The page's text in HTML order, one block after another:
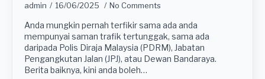
admin 16/06/2025 No Comments
Anda mungkin pernah terfikir sama ada anda
mempunyai saman trafik tertunggak, sama ada
daripada Polis Diraja Malaysia (PDRM), Jabatan
Pengangkutan Jalan (JPJ), atau Dewan Bandaraya.
Berita baiknya, kini anda boleh…